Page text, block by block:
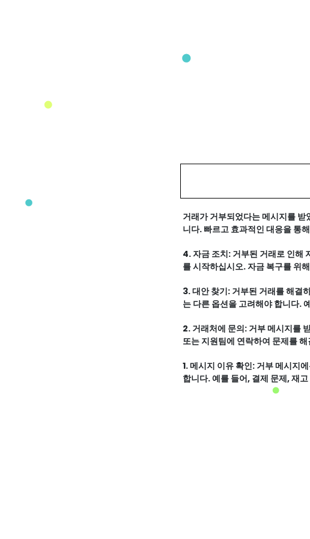
거래가 거부되었다는 메시지를
니다. 빠르고 효과적인 대응을 통
4. 자금 조치: 거부된 거래로 인해
를 시작하십시오. 자금 복구를 위
3. 대안 찾기: 거부된 거래를 해결
는 다른 옵션을 고려해야 합니다.
2. 거래처에 문의: 거부 메시지를
또는 지원팀에 연락하여 문제를
1. 메시지 이유 확인: 거부 메시지
합니다. 예를 들어, 결제 문제, 재
하고 문제를 해결하는 데 도움이 됩